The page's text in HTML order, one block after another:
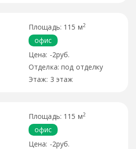
115 м2
офис
-2руб.
под отделку
3 этаж
115 м2
офис
-2руб.